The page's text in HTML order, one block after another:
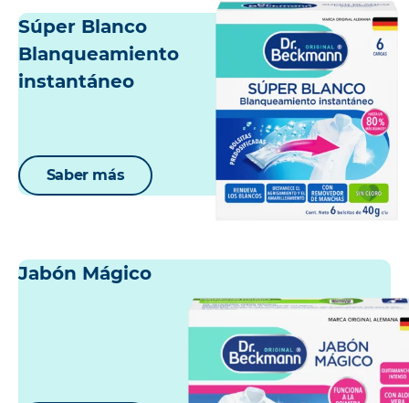
Súper Blanco
Blanqueamiento
instantáneo
Saber más
Jabón Mágico